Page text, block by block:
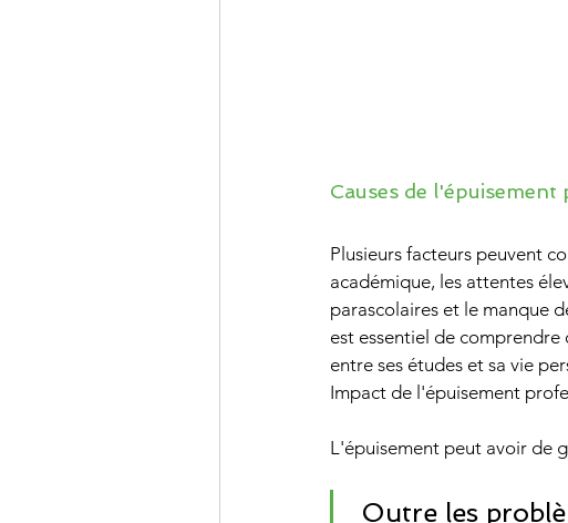
Causes de
Plusieurs facteurs peuvent
académique, les attentes
parascolaires et le manque
est essentiel de
entre ses études et sa vie
Impact de l'épuisement
L'épuisement peut avoir de